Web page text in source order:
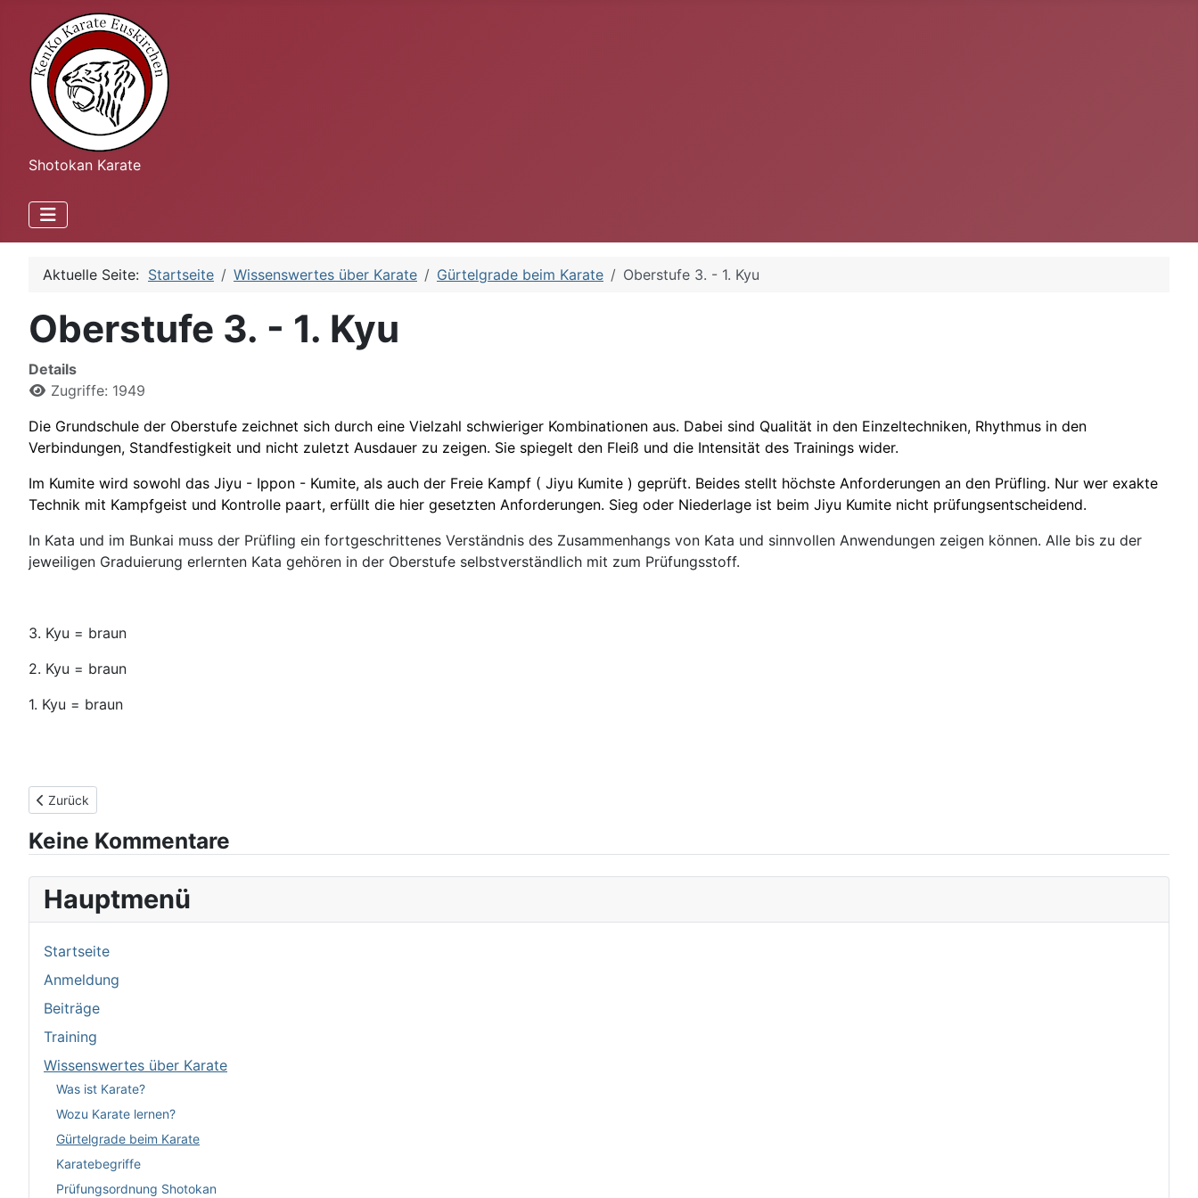
Shotokan Karate
Aktuelle Seite: Startseite Wissenswertes über Karate Gürtelgrade beim Karate Oberstufe 3. - 1. Kyu
Oberstufe 3. - 1. Kyu
Details
Zugriffe: 1949
Die Grundschule der Oberstufe zeichnet sich durch eine Vielzahl schwieriger Kombinationen aus. Dabei sind Qualität in den Einzeltechniken, Rhythmus in den
Verbindungen, Standfestigkeit und nicht zuletzt Ausdauer zu zeigen. Sie spiegelt den Fleiß und die Intensität des Trainings wider.
Im Kumite wird sowohl das Jiyu - Ippon - Kumite, als auch der Freie Kampf ( Jiyu Kumite ) geprüft. Beides stellt höchste Anforderungen an den Prüfling. Nur wer exakte
Technik mit Kampfgeist und Kontrolle paart, erfüllt die hier gesetzten Anforderungen. Sieg oder Niederlage ist beim Jiyu Kumite nicht prüfungsentscheidend.
In Kata und im Bunkai muss der Prüfling ein fortgeschrittenes Verständnis des Zusammenhangs von Kata und sinnvollen Anwendungen zeigen können. Alle bis zu der
jeweiligen Graduierung erlernten Kata gehören in der Oberstufe selbstverständlich mit zum Prüfungsstoff.
3. Kyu = braun
2. Kyu = braun
1. Kyu = braun
Vorheriger Beitrag: Mittelstufe 6. - 4. Kyu
Zurück
Keine Kommentare
Hauptmenü
Startseite
Anmeldung
Beiträge
Training
Wissenswertes über Karate
Was ist Karate?
Wozu Karate lernen?
Gürtelgrade beim Karate
Karatebegriffe
Prüfungsordnung Shotokan